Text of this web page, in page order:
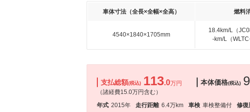
車体寸法（全長×全幅×全高） 燃料
4540×1840×1705mm
18.4km/L（
-km/L（WLTC
支払総額(税込) 113.0万円
（諸経費15.0万円含む）
本体価格(税込)
年式 2015年 走行距離 6.4万km 車検 車検整備付 修復